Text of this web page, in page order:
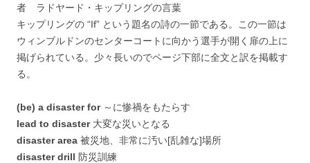
者 ラドヤード・キップリングの言葉
キップリングの “If” という題名の詩の一節である。この一節は
ウィンブルドンのセンターコートに向かう選手が開く扉の上に
掲げられている。少々長いのでページ下部に全文と訳を掲載す
る。
(be) a disaster for～に惨禍をもたらす
lead to disaster大変な災いとなる
disaster area 被災地、非常に汚い[乱雑な]場所
disaster drill 防災訓練